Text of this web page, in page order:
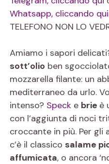
Whatsapp, cliccando
TELEFONO NON LO
Amiamo i sapori
sott’olio ben
mozzarella filante: un
mediterraneo da urlo.
intenso? Speck e brie è
con l’aggiunta di noci
croccante in più. Per gli
c’è il classico salame
affumicata, o ancora